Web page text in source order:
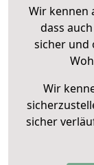
Wir kennen
dass
sicher und
Wir
sicher